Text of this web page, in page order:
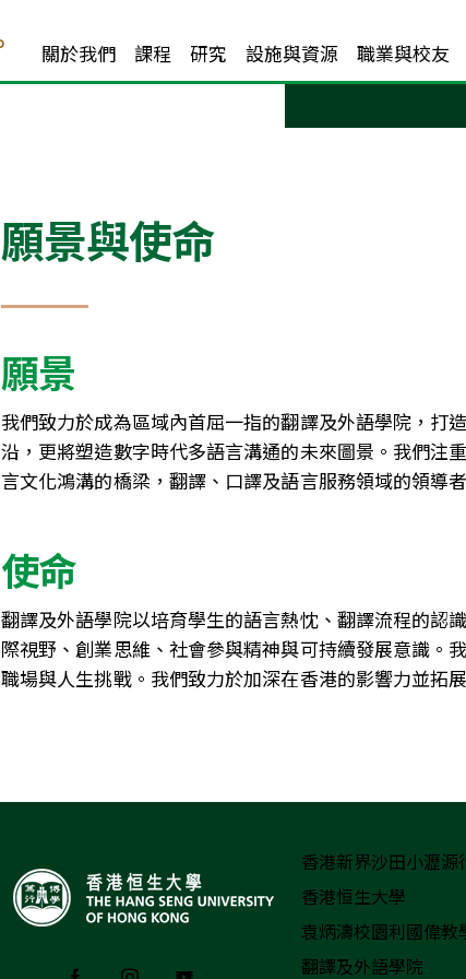
關於我們 課程 研究 設施與資源 職業與校友
願景與使命
願景
我們致力於成為區域內首屈一指的翻譯及外語學院，打
沿，更將塑造數字時代多語言溝通的未來圖景。我們注
言文化鴻溝的橋梁，翻譯、口譯及語言服務領域的領導
使命
翻譯及外語學院以培育學生的語言熱忱、翻譯流程的認
際視野、創業思維、社會參與精神與可持續發展意識
職場與人生挑戰。我們致力於加深在香港的影響力並拓
香港新界沙田小瀝源
香港恒生大學
袁炳濤校園利國偉教
翻譯及外語學院